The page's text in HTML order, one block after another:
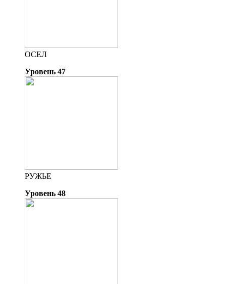
ОСЕЛ
Уровень 47
РУЖЬЕ
Уровень 48